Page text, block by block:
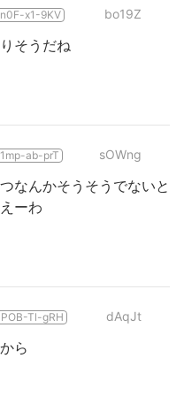
x1-9KV bo19Z
そうだね
ab-prT sOWng
なんかそうそうでないと
ーわ
Tl-gRH dAqJt
ら